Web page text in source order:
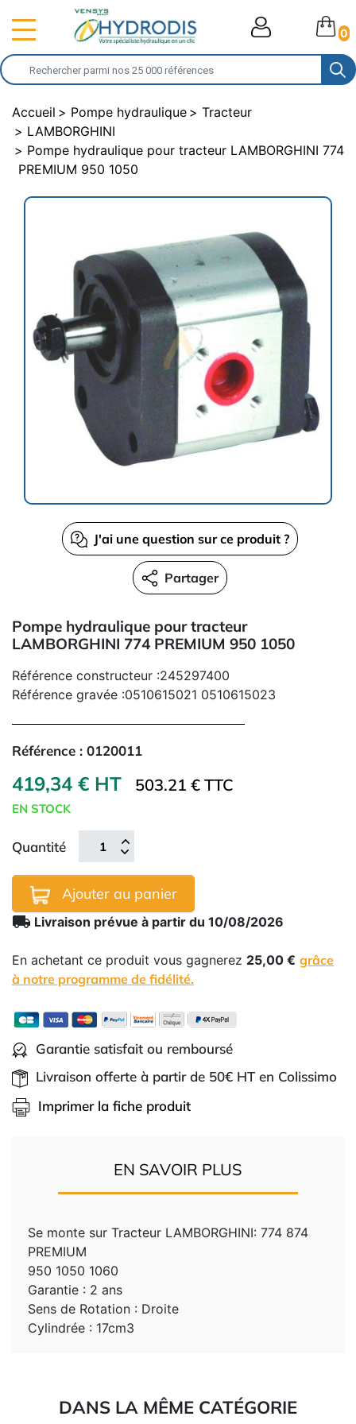
0
Accueil Pompe hydraulique
Tracteur
LAMBORGHINI
Pompe hydraulique pour tracteur LAMBORGHINI 774
PREMIUM 950 1050
J'ai une question sur ce produit ?
Partager
Pompe hydraulique pour tracteur
LAMBORGHINI 774 PREMIUM 950 1050
Référence constructeur :245297400
Référence gravée :0510615021 0510615023
Référence : 0120011
419,34 € HT 503.21 € TTC
EN STOCK
Quantité
Ajouter au panier
local_shipping Livraison prévue à partir du 10/08/2026
En achetant ce produit vous gagnerez 25,00 € grâce
à notre programme de fidélité.
Garantie satisfait ou remboursé
Livraison offerte à partir de 50€ HT en Colissimo
Imprimer la fiche produit
EN SAVOIR PLUS
Se monte sur Tracteur LAMBORGHINI: 774 874
PREMIUM
950 1050 1060
Garantie : 2 ans
Sens de Rotation : Droite
Cylindrée : 17cm3
DANS LA MÊME CATÉGORIE